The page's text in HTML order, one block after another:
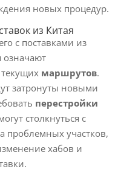
новых процедур.
из Китая
с поставками из
означают
маршрутов.
затронуты новыми
перестройки
столкнуться с
проблемных участков,
хабов и